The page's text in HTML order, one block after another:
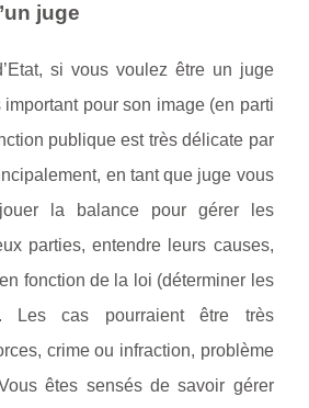
juge
si vous voulez être un juge
pour son image (en parti
publique est très délicate par
en tant que juge vous
la balance pour gérer les
parties, entendre leurs causes,
fonction de la loi (déterminer les
Les cas pourraient être très
crime ou infraction, problème
êtes sensés de savoir gérer